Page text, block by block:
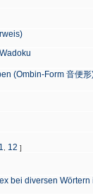
(Ombin-Form 音便形
12 ]
bei diversen